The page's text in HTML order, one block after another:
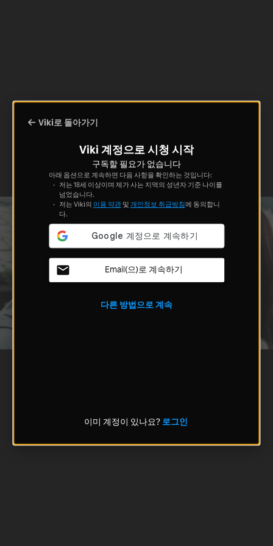
Viki로 돌아가기
Viki 계정으로 시청 시작
구독할 필요가 없습니다
아래 옵션으로 계속하면 다음 사항을 확인하는 것입니다:
저는 18세 이상이며 제가 사는 지역의 성년자 기준 나이를
넘었습니다.
저는 Viki의 이용 약관및 개인정보 취급방침에 동의합니
다.
Email(으)로 계속하기
다른 방법으로 계속
이미 계정이 있나요? 로그인